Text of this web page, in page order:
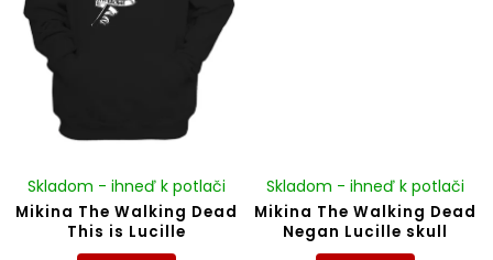
Mikina The Walking Dead
This is Lucille
Skladom - ihneď k potlači
Mikina The Walking Dead
Negan Lucille skull
Skladom - ihneď k potlači